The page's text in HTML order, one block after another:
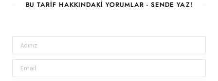
BU TARIF HAKKINDAKI YORUMLAR - SENDE YAZ!